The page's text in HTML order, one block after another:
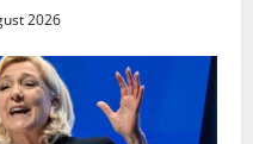
2026